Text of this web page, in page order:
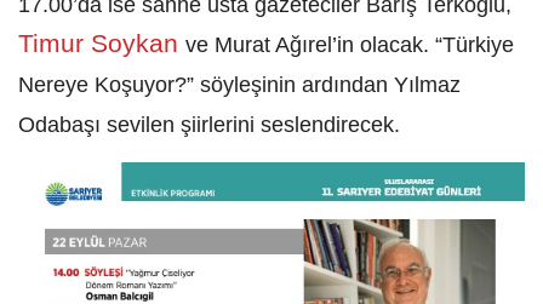
SARIYER
Yayınlanma: 20 Eylül 2024 - 12:59
Uluslararası 11. Sarıyer Edebiyat
Günleri Hafta Sonu Dopdolu
Geçecek
​​​​​​​18 Eylül’de başlayan ve 22 Eylül’de sona
erecek olan, Uluslararası 11. Sarıyer